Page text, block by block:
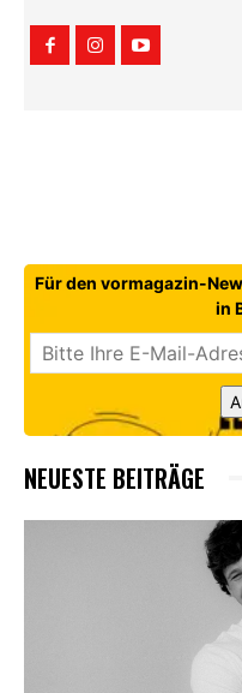
Für den vormagazin-
in
NEUESTE BEITRÄGE